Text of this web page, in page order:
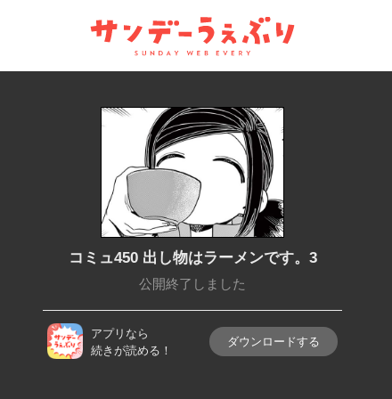
サンデーうぇぶり
コミュ450 出し物はラーメンです。3
公開終了しました
アプリなら
続きが読める！
ダウンロードする